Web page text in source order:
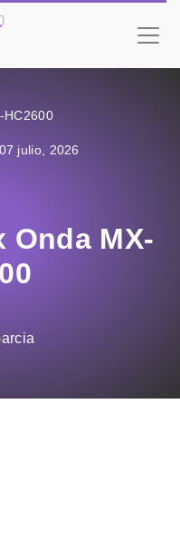
HC2600
julio, 2026
Onda MX-